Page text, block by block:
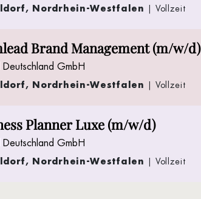
Nordrhein-Westfalen | Vollzeit
Brand Management (m/w/d)
Deutschland GmbH
Nordrhein-Westfalen | Vollzeit
Planner Luxe (m/w/d)
Deutschland GmbH
Nordrhein-Westfalen | Vollzeit